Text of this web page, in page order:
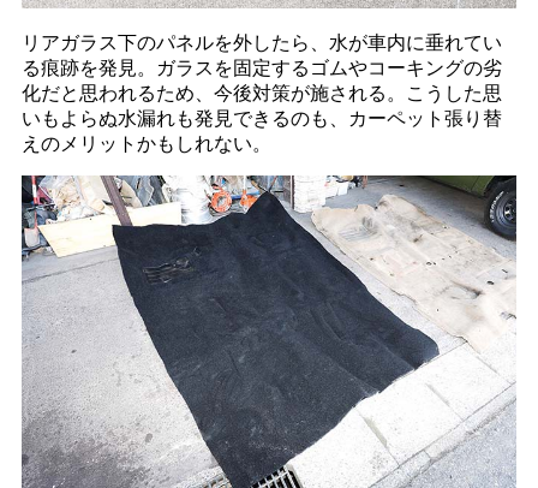
リアガラス下のパネルを外したら、水が車内に垂れてい
る痕跡を発見。ガラスを固定するゴムやコーキングの劣
化だと思われるため、今後対策が施される。こうした思
いもよらぬ水漏れも発見できるのも、カーペット張り替
えのメリットかもしれない。